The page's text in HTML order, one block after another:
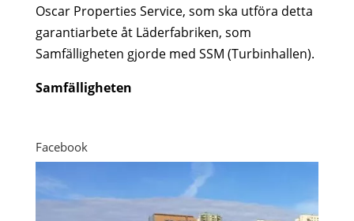
Oscar Properties Service, som ska utföra detta
garantiarbete åt Läderfabriken, som
Samfälligheten gjorde med SSM (Turbinhallen).
Samfälligheten
Facebook